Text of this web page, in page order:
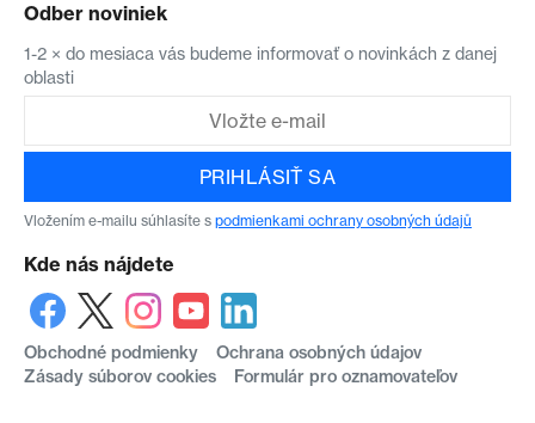
Odber noviniek
1-2 × do mesiaca vás budeme informovať o novinkách z danej
oblasti
PRIHLÁSIŤ SA
Vložením e-mailu súhlasíte s podmienkami ochrany osobných údajů
Kde nás nájdete
Obchodné podmienky
Ochrana osobných údajov
Zásady súborov cookies
Formulár pro oznamovateľov